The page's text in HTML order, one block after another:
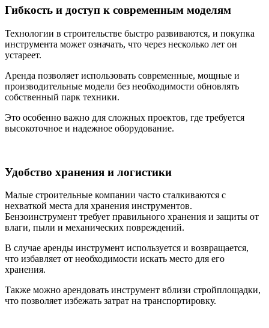
Гибкость и доступ к современным моделям
Технологии в строительстве быстро развиваются, и покупка
инструмента может означать, что через несколько лет он
устареет.
Аренда позволяет использовать современные, мощные и
производительные модели без необходимости обновлять
собственный парк техники.
Это особенно важно для сложных проектов, где требуется
высокоточное и надежное оборудование.
Удобство хранения и логистики
Малые строительные компании часто сталкиваются с
нехваткой места для хранения инструментов.
Бензоинструмент требует правильного хранения и защиты от
влаги, пыли и механических повреждений.
В случае аренды инструмент используется и возвращается,
что избавляет от необходимости искать место для его
хранения.
Также можно арендовать инструмент вблизи стройплощадки,
что позволяет избежать затрат на транспортировку.